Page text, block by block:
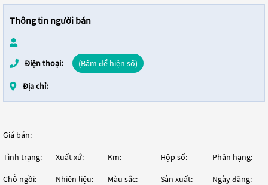
Thông tin người bán
Điện thoại: (Bấm để hiện số)
Địa chỉ:
Giá bán:
Tình trạng: Xuất xứ: Km: Hộp số: Phân hạng:
Chỗ ngồi: Nhiên liệu: Màu sắc: Sản xuất: Ngày đăng: